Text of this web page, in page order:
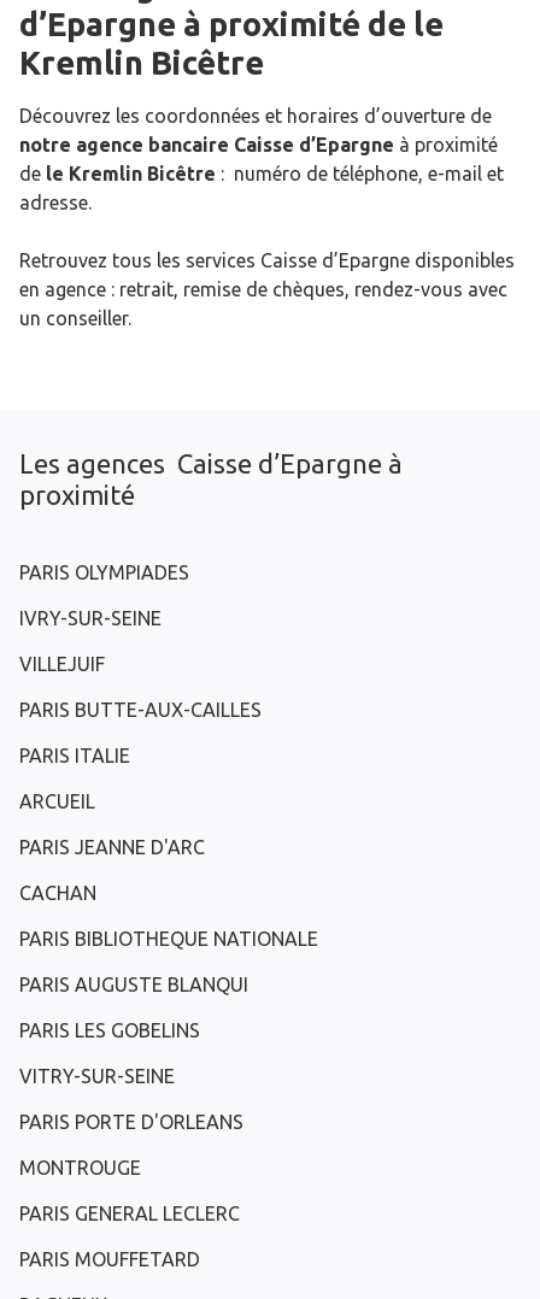
d’Epargne à proximité de le
Kremlin Bicêtre
Découvrez les coordonnées et horaires d’ouverture de
notre agence bancaire Caisse d’Epargne à proximité
de le Kremlin Bicêtre : numéro de téléphone, e-mail et
adresse.
Retrouvez tous les services Caisse d’Epargne disponibles
en agence : retrait, remise de chèques, rendez-vous avec
un conseiller.
Les agences Caisse d’Epargne à
proximité
PARIS OLYMPIADES
IVRY-SUR-SEINE
VILLEJUIF
PARIS BUTTE-AUX-CAILLES
PARIS ITALIE
ARCUEIL
PARIS JEANNE D'ARC
CACHAN
PARIS BIBLIOTHEQUE NATIONALE
PARIS AUGUSTE BLANQUI
PARIS LES GOBELINS
VITRY-SUR-SEINE
PARIS PORTE D'ORLEANS
MONTROUGE
PARIS GENERAL LECLERC
PARIS MOUFFETARD